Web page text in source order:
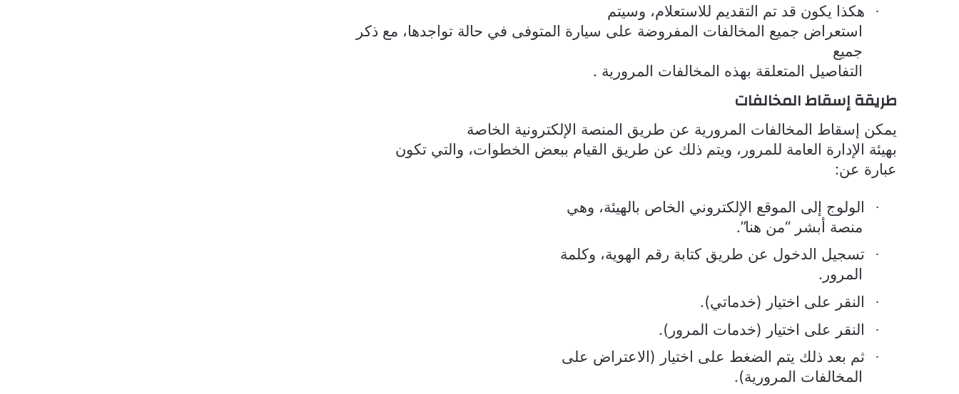
·
هكذا يكون قد تم التقديم للاستعلام، وسيتم
استعراض جميع المخالفات المفروضة على سيارة المتوفى في حالة تواجدها، مع ذكر
جميع
التفاصيل المتعلقة بهذه المخالفات المرورية .
طريقة إسقاط المخالفات
يمكن إسقاط المخالفات المرورية عن طريق المنصة الإلكترونية الخاصة
بهيئة الإدارة العامة للمرور، ويتم ذلك عن طريق القيام ببعض الخطوات، والتي تكون
عبارة عن:
·
الولوج إلى الموقع الإلكتروني الخاص بالهيئة، وهي
منصة أبشر “من هنا”.
·
تسجيل الدخول عن طريق كتابة رقم الهوية، وكلمة
المرور.
· النقر على اختيار (خدماتي).
· النقر على اختيار (خدمات المرور).
·
ثم بعد ذلك يتم الضغط على اختيار (الاعتراض على
المخالفات المرورية).